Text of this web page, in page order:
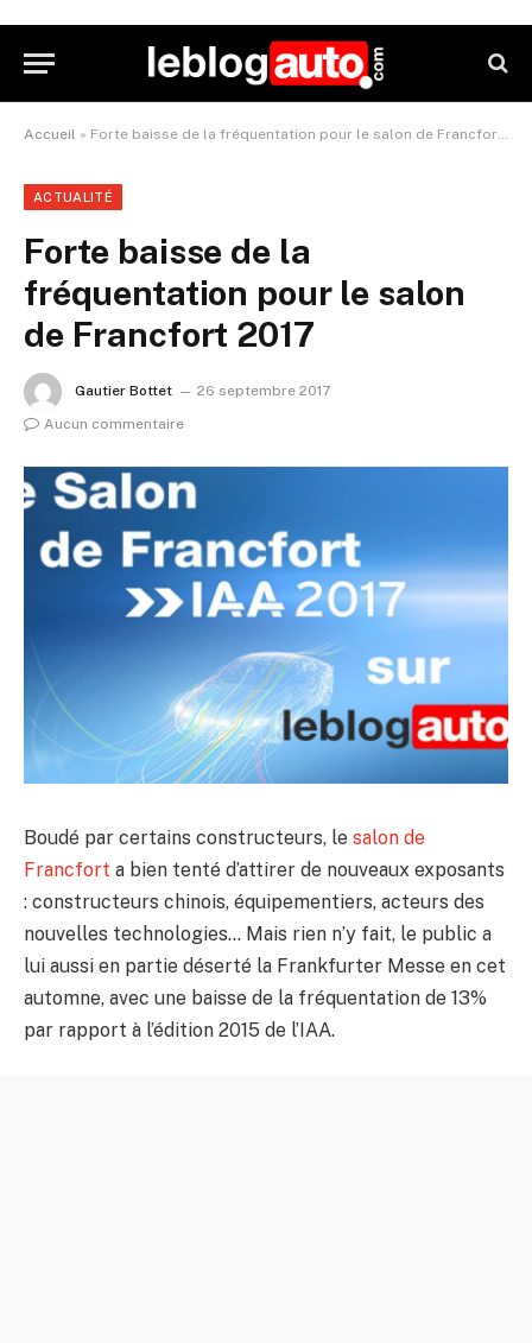
Accueil » Forte baisse de la fréquentation pour le salon de Francfort 2017
ACTUALITÉ
Forte baisse de la
fréquentation pour le salon
de Francfort 2017
Gautier Bottet
26 septembre 2017
Aucun commentaire
Boudé par certains constructeurs, le salon de
Francfort a bien tenté d’attirer de nouveaux exposants
: constructeurs chinois, équipementiers, acteurs des
nouvelles technologies… Mais rien n’y fait, le public a
lui aussi en partie déserté la Frankfurter Messe en cet
automne, avec une baisse de la fréquentation de 13%
par rapport à l’édition 2015 de l’IAA.